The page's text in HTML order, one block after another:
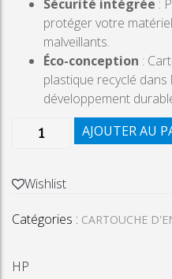
Sécurité intégrée :
protéger votre
malveillants.
Éco-conception :
plastique recyclé
développement
quantité
TONER
HP
MAGENTA
AJOUTER AU
Wishlist
Catégories : CARTOUCHE
HP